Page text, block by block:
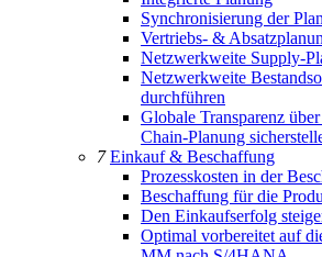
Synchronisierung der
Vertriebs- &
Netzwerkweite Supply-
Netzwerkweite
durchführen
Globale Transparenz
Chain-Planung
7Einkauf & Beschaffung
Prozesskosten in der
Beschaffung für die
Den Einkaufserfolg
Optimal vorbereitet auf